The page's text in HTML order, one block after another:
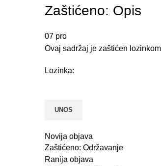
Zaštićeno: Opis
07 pro
Ovaj sadržaj je zaštićen
Lozinka:
Novija objava
Zaštićeno: Održavanje
Ranija objava